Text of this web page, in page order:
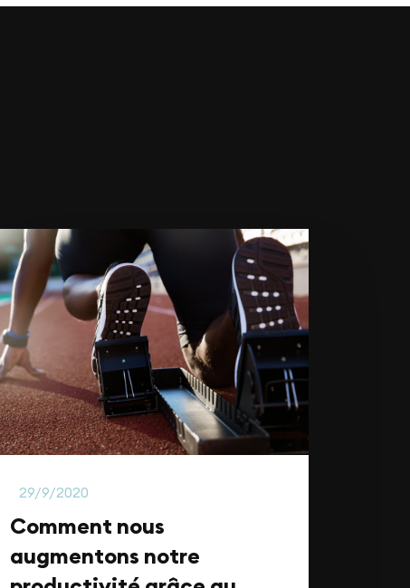
29/9/2020
Comment nous
augmentons notre